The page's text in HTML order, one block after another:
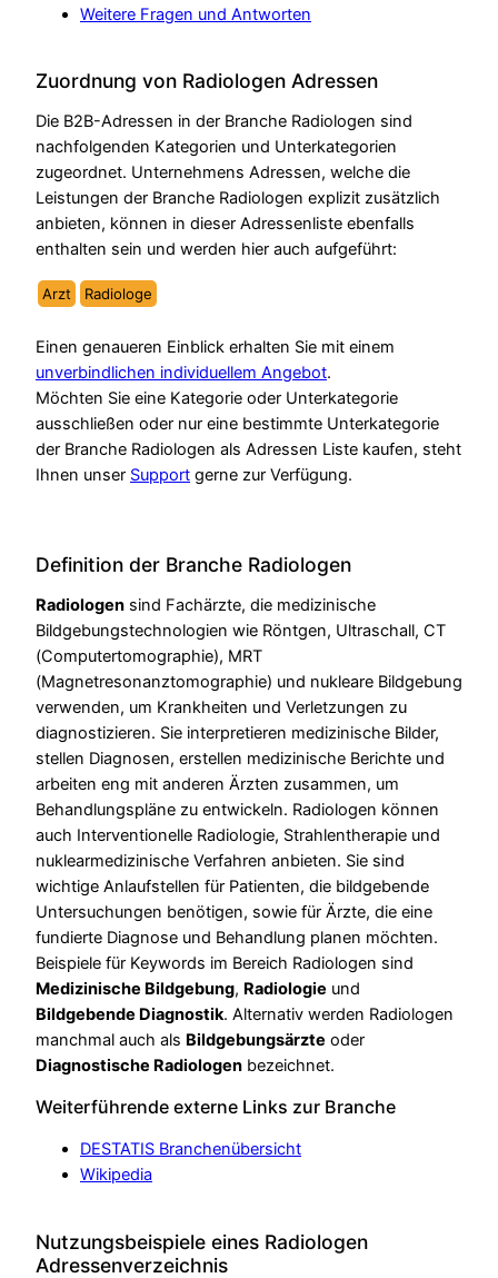
Weitere Fragen und Antworten
Zuordnung von Radiologen Adressen
Die B2B-Adressen in der Branche Radiologen sind
nachfolgenden Kategorien und Unterkategorien
zugeordnet. Unternehmens Adressen, welche die
Leistungen der Branche Radiologen explizit zusätzlich
anbieten, können in dieser Adressenliste ebenfalls
enthalten sein und werden hier auch aufgeführt:
Arzt Radiologe
Einen genaueren Einblick erhalten Sie mit einem
unverbindlichen individuellem Angebot.
Möchten Sie eine Kategorie oder Unterkategorie
ausschließen oder nur eine bestimmte Unterkategorie
der Branche Radiologen als Adressen Liste kaufen, steht
Ihnen unser Support gerne zur Verfügung.
Definition der Branche Radiologen
Radiologen sind Fachärzte, die medizinische
Bildgebungstechnologien wie Röntgen, Ultraschall, CT
(Computertomographie), MRT
(Magnetresonanztomographie) und nukleare Bildgebung
verwenden, um Krankheiten und Verletzungen zu
diagnostizieren. Sie interpretieren medizinische Bilder,
stellen Diagnosen, erstellen medizinische Berichte und
arbeiten eng mit anderen Ärzten zusammen, um
Behandlungspläne zu entwickeln. Radiologen können
auch Interventionelle Radiologie, Strahlentherapie und
nuklearmedizinische Verfahren anbieten. Sie sind
wichtige Anlaufstellen für Patienten, die bildgebende
Untersuchungen benötigen, sowie für Ärzte, die eine
fundierte Diagnose und Behandlung planen möchten.
Beispiele für Keywords im Bereich Radiologen sind
Medizinische Bildgebung, Radiologie und
Bildgebende Diagnostik. Alternativ werden Radiologen
manchmal auch als Bildgebungsärzte oder
Diagnostische Radiologen bezeichnet.
Weiterführende externe Links zur Branche
DESTATIS Branchenübersicht
Wikipedia
Nutzungsbeispiele eines Radiologen
Adressenverzeichnis